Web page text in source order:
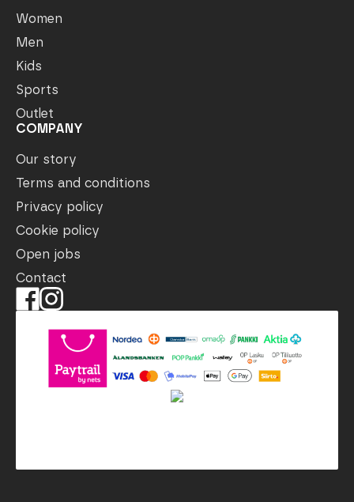
Women
Men
Kids
Sports
Outlet
COMPANY
Our story
Terms and conditions
Privacy policy
Cookie policy
Open jobs
Contact